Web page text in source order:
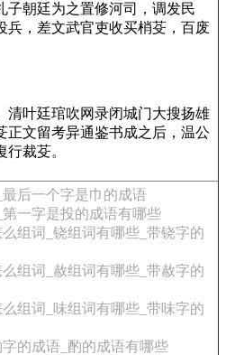
子朝廷为之置修河司，调发民
兵，差文武官吏收买梢芟，百废
清叶廷琯吹网录闭城门大搜扬雄
正文留考异通鉴书成之后，温公
行裁芟。
后一个字是巾的成语
一字是投的成语有哪些
组词_铙组词有哪些_带铙字的
组词_赦组词有哪些_带赦字的
组词_味组词有哪些_带味字的
的成语_酌的成语有哪些